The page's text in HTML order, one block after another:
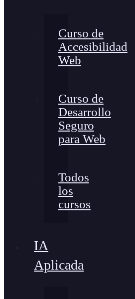
Curso de
Accesibilidad
Web
Curso de
Desarrollo
Seguro
para Web
Todos
los
cursos
IA
Aplicada